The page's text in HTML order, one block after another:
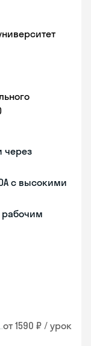
через
с высокими
рабочим
от 1590 ₽ / урок